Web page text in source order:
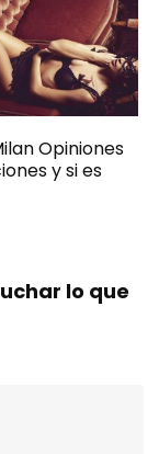
Opiniones
y si es
lo que